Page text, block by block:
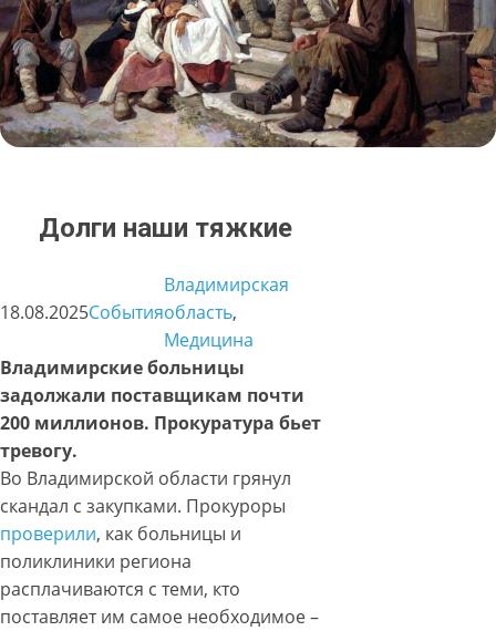
Долги наши тяжкие
18.08.2025События
Владимирская
область
Медицина
Владимирские больницы
задолжали поставщикам почти
200 миллионов. Прокуратура бьет
тревогу.
Во Владимирской области грянул
скандал с закупками. Прокуроры
проверили, как больницы и
поликлиники региона
расплачиваются с теми, кто
поставляет им самое необходимое –